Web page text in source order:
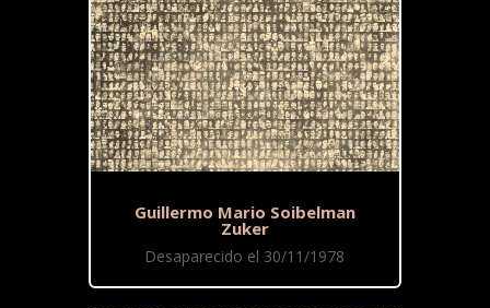
Guillermo Mario Soibelman
Zuker
Desaparecido el 30/11/1978